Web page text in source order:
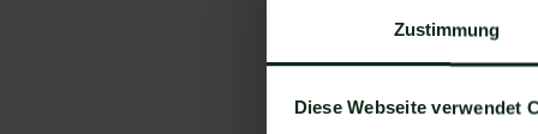
Zustimmung
Diese Webseite verwendet